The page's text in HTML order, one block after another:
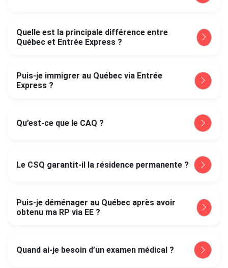
Quelle est la principale différence entre
Québec et Entrée Express ?
Puis-je immigrer au Québec via Entrée
Express ?
Qu’est-ce que le CAQ ?
Le CSQ garantit-il la résidence permanente ?
Puis-je déménager au Québec après avoir
obtenu ma RP via EE ?
Quand ai-je besoin d’un examen médical ?